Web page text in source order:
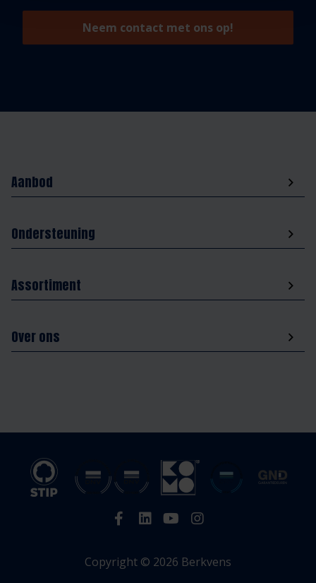
Neem contact met ons op!
Aanbod
Ondersteuning
Assortiment
Over ons
Copyright © 2026 Berkvens